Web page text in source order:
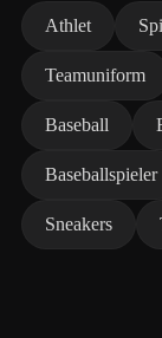
Athlet
Teamuniform
Baseball
Baseballspieler
Sneakers